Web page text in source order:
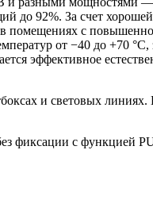
до 92%. За счет
помещениях с
от −40 до +70
эффективное
и световых
фиксации с функцией